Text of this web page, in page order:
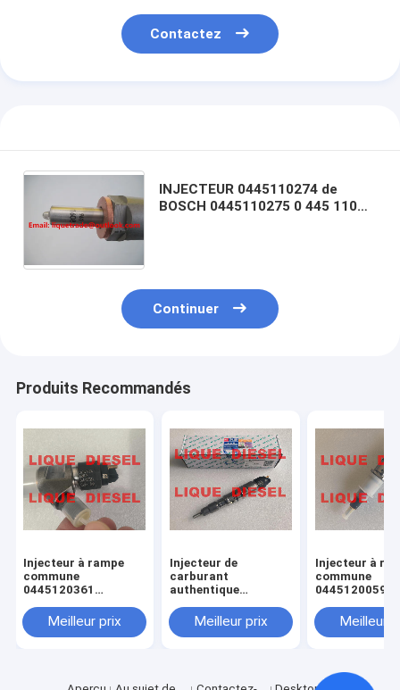
Contactez
INJECTEUR 0445110274 de
BOSCH 0445110275 0 445 110
Continuer
Produits Recommandés
Injecteur à rampe
commune
0445120361
120 361 5801479314
Meilleur prix
Injecteur de
carburant
authentique
0445120290 0 445
120 290 L4700-
Meilleur prix
Injecteur à
commune
0445120059
120 059 0 445
231 pour
Meilleur